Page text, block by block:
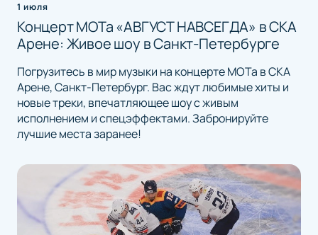
1 июля
Концерт МОТа «АВГУСТ НАВСЕГДА» в СКА
Арене: Живое шоу в Санкт-Петербурге
Погрузитесь в мир музыки на концерте МОТа в СКА
Арене, Санкт-Петербург. Вас ждут любимые хиты и
новые треки, впечатляющее шоу с живым
исполнением и спецэффектами. Забронируйте
лучшие места заранее!